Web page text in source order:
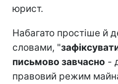
юрист.
Набагато простіше й
словами, "
письмово завчасно -
правовий режим